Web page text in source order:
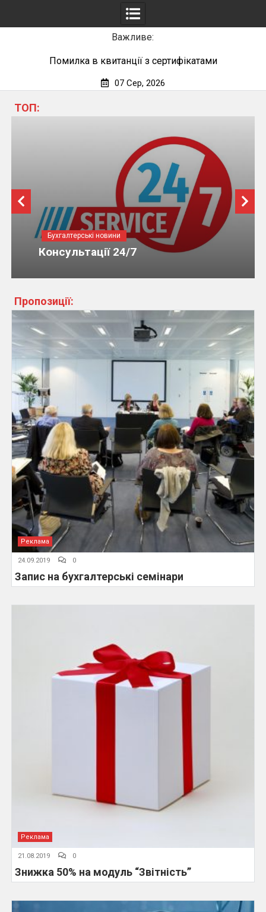
Важливе:
Помилка в квитанції з сертифікатами
07 Сер, 2026
ТОП:
Бухгалтерські новини
Консультації 24/7
Пропозиції:
Реклама
24.09.2019 0
Запис на бухгалтерські семінари
Реклама
21.08.2019 0
Знижка 50% на модуль “Звітність”